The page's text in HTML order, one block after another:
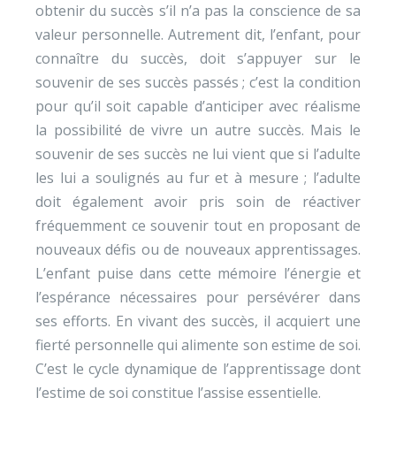
obtenir du succès s’il n’a pas la conscience de sa
valeur personnelle. Autrement dit, l’enfant, pour
connaître du succès, doit s’appuyer sur le
souvenir de ses succès passés ; c’est la condition
pour qu’il soit capable d’anticiper avec réalisme
la possibilité de vivre un autre succès. Mais le
souvenir de ses succès ne lui vient que si l’adulte
les lui a soulignés au fur et à mesure ; l’adulte
doit également avoir pris soin de réactiver
fréquemment ce souvenir tout en proposant de
nouveaux défis ou de nouveaux apprentissages.
L’enfant puise dans cette mémoire l’énergie et
l’espérance nécessaires pour persévérer dans
ses efforts. En vivant des succès, il acquiert une
fierté personnelle qui alimente son estime de soi.
C’est le cycle dynamique de l’apprentissage dont
l’estime de soi constitue l’assise essentielle.